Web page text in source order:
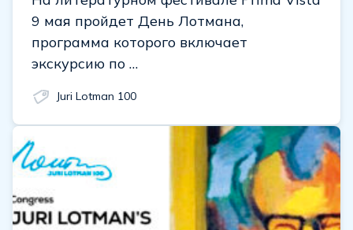
9 мая пройдет День Лотмана,
программа которого включает
экскурсию по …
Juri Lotman 100